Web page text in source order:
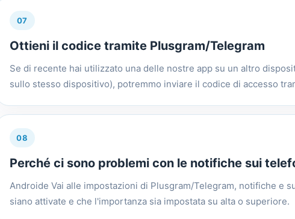
07
Ottieni il codice tramite Plusgram/Telegram
Se di recente hai utilizzato una delle nostre app su un altro
sullo stesso dispositivo), potremmo inviare il codice di accesso
08
Perché ci sono problemi con le notifiche sui
Androide Vai alle impostazioni di Plusgram/Telegram, notifiche e
siano attivate e che l'importanza sia impostata su alta o superiore.